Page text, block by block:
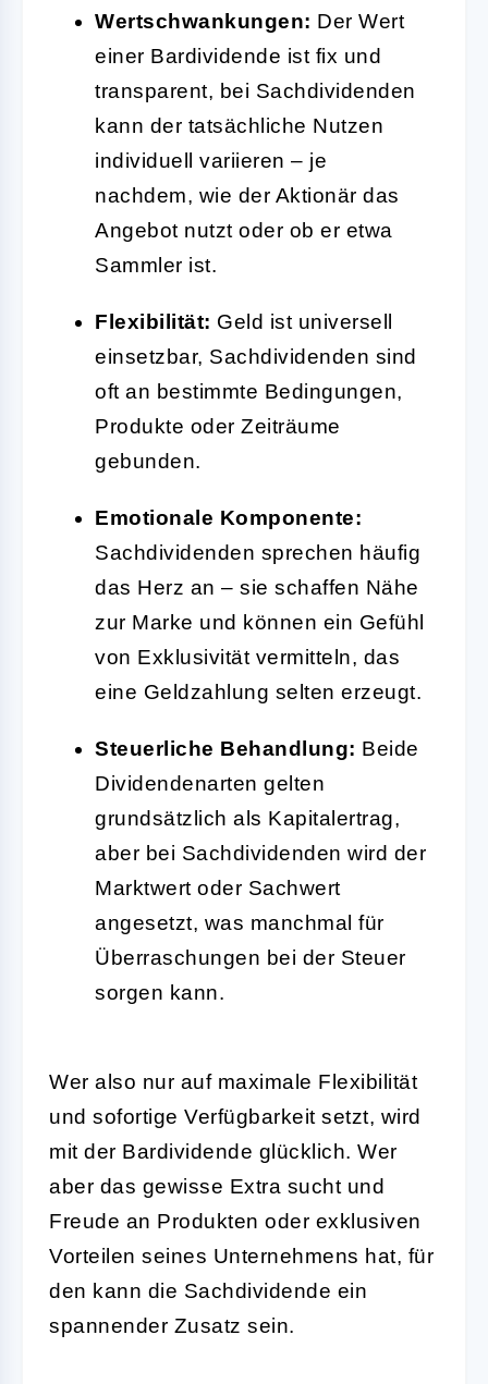
Wertschwankungen: Der Wert
einer Bardividende ist fix und
transparent, bei Sachdividenden
kann der tatsächliche Nutzen
individuell variieren – je
nachdem, wie der Aktionär das
Angebot nutzt oder ob er etwa
Sammler ist.
Flexibilität: Geld ist universell
einsetzbar, Sachdividenden sind
oft an bestimmte Bedingungen,
Produkte oder Zeiträume
gebunden.
Emotionale Komponente:
Sachdividenden sprechen häufig
das Herz an – sie schaffen Nähe
zur Marke und können ein Gefühl
von Exklusivität vermitteln, das
eine Geldzahlung selten erzeugt.
Steuerliche Behandlung: Beide
Dividendenarten gelten
grundsätzlich als Kapitalertrag,
aber bei Sachdividenden wird der
Marktwert oder Sachwert
angesetzt, was manchmal für
Überraschungen bei der Steuer
sorgen kann.
Wer also nur auf maximale Flexibilität
und sofortige Verfügbarkeit setzt, wird
mit der Bardividende glücklich. Wer
aber das gewisse Extra sucht und
Freude an Produkten oder exklusiven
Vorteilen seines Unternehmens hat, für
den kann die Sachdividende ein
spannender Zusatz sein.